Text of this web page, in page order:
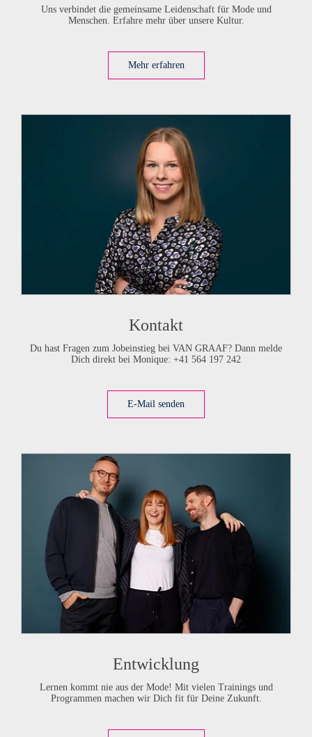
Uns verbindet die gemeinsame Leidenschaft für Mode und
Menschen. Erfahre mehr über unsere Kultur.
Mehr erfahren
Kontakt
Du hast Fragen zum Jobeinstieg bei VAN GRAAF? Dann melde
Dich direkt bei Monique: +41 564 197 242
E-Mail senden
Entwicklung
Lernen kommt nie aus der Mode! Mit vielen Trainings und
Programmen machen wir Dich fit für Deine Zukunft.